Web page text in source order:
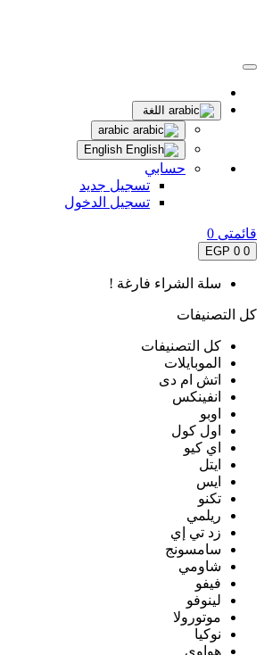
اللغة
حسابي
تسجيل جديد
تسجيل الدخول
قائمتى 0
0
0 EGP
سلة الشراء فارغة !
كل التصنيفات
كل التصنيفات
الموبايلات
اتش ام دى
انفينكس
اوبو
اول كول
اي كيو
ايتل
ايس
تكنو
ريلمي
زد تي إي
سامسونج
شاومي
فيفو
لينوفو
موتورولا
نوكيا
هواوي